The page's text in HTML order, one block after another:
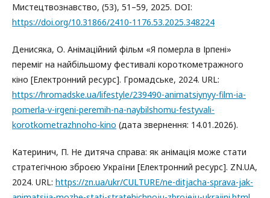
Мистецтвознавство, (53), 51–59, 2025. DOI:
https://doi.org/10.31866/2410-1176.53.2025.348224
Денисяка, О. Анімаційний фільм «Я померла в Ірпені»
переміг на найбільшому фестивалі короткометражного
кіно [Електронний ресурс]. Громадське, 2024. URL:
https://hromadske.ua/lifestyle/239490-animatsiynyy-film-ia-
pomerla-v-irgeni-peremih-na-naybilshomu-festyvali-
korotkometrazhnoho-kino (дата звернення: 14.01.2026).
Катеринич, П. Не дитяча справа: як анімація може стати
стратегічною зброєю України [Електронний ресурс]. ZN.UA,
2024. URL: https://zn.ua/ukr/CULTURE/ne-ditjacha-sprava-jak-